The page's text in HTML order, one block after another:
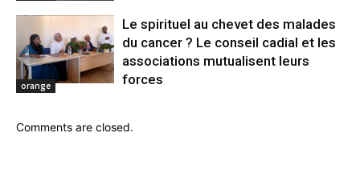
orange
Le spirituel au chevet des malades
du cancer ? Le conseil cadial et les
associations mutualisent leurs
forces
Comments are closed.